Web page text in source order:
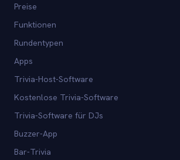
Preise
Funktionen
Rundentypen
Apps
Trivia-Host-Software
Kostenlose Trivia-Software
Trivia-Software für DJs
Buzzer-App
Bar-Trivia